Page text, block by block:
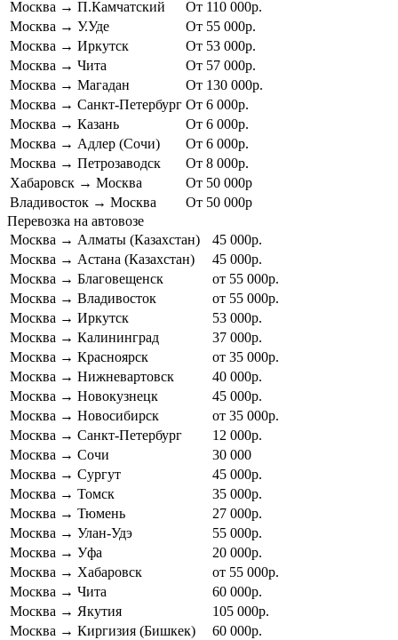
Москва → П.Камчатский
От 110 000р.
Москва → У.Уде
От 55 000р.
Москва → Иркутск
От 53 000р.
Москва → Чита
От 57 000р.
Москва → Магадан
От 130 000р.
Москва → Санкт-Петербург От 6 000р.
Москва → Казань
От 6 000р.
Москва → Адлер (Сочи)
От 6 000р.
Москва → Петрозаводск
От 8 000р.
Хабаровск → Москва
От 50 000р
Владивосток → Москва
От 50 000р
Перевозка на автовозе
Москва → Алматы (Казахстан)
45 000р.
Москва → Астана (Казахстан)
45 000р.
Москва → Благовещенск
от 55 000р.
Москва → Владивосток
от 55 000р.
Москва → Иркутск
53 000р.
Москва → Калининград
37 000р.
Москва → Красноярск
от 35 000р.
Москва → Нижневартовск
40 000р.
Москва → Новокузнецк
45 000р.
Москва → Новосибирск
от 35 000р.
Москва → Санкт-Петербург
12 000р.
Москва → Сочи
30 000
Москва → Сургут
45 000р.
Москва → Томск
35 000р.
Москва → Тюмень
27 000р.
Москва → Улан-Удэ
55 000р.
Москва → Уфа
20 000р.
Москва → Хабаровск
от 55 000р.
Москва → Чита
60 000р.
Москва → Якутия
105 000р.
Москва → Киргизия (Бишкек)
60 000р.